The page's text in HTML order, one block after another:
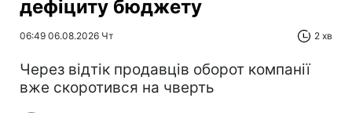
дефіциту бюджету
06:49 06.08.2026 Чт 2 хв
Через відтік продавців оборот компанії
вже скоротився на чверть